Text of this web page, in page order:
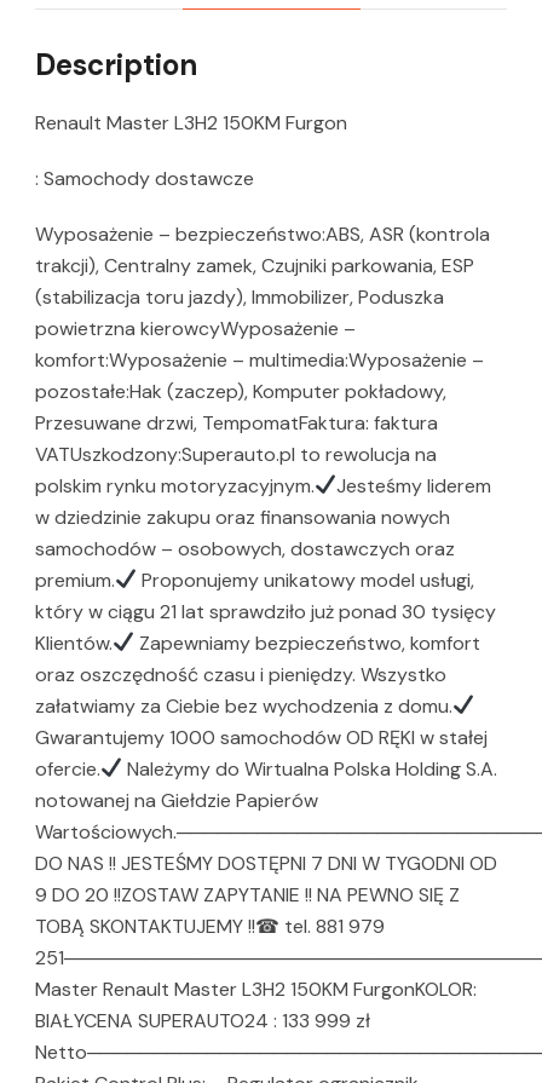
Description
Renault Master L3H2 150KM Furgon
: Samochody dostawcze
Wyposażenie – bezpieczeństwo:ABS, ASR (kontrola
trakcji), Centralny zamek, Czujniki parkowania, ESP
(stabilizacja toru jazdy), Immobilizer, Poduszka
powietrzna kierowcyWyposażenie –
komfort:Wyposażenie – multimedia:Wyposażenie –
pozostałe:Hak (zaczep), Komputer pokładowy,
Przesuwane drzwi, TempomatFaktura: faktura
VATUszkodzony:Superauto.pl to rewolucja na
polskim rynku motoryzacyjnym.
Jesteśmy liderem
w dziedzinie zakupu oraz finansowania nowych
samochodów – osobowych, dostawczych oraz
premium.
Proponujemy unikatowy model usługi,
który w ciągu 21 lat sprawdziło już ponad 30 tysięcy
Klientów.
Zapewniamy bezpieczeństwo, komfort
oraz oszczędność czasu i pieniędzy. Wszystko
załatwiamy za Ciebie bez wychodzenia z domu.
Gwarantujemy 1000 samochodów OD RĘKI w stałej
ofercie.
Należymy do Wirtualna Polska Holding S.A.
notowanej na Giełdzie Papierów
DO NAS !! JESTEŚMY DOSTĘPNI 7 DNI W TYGODNI OD
9 DO 20 !!ZOSTAW ZAPYTANIE !! NA PEWNO SIĘ Z
TOBĄ SKONTAKTUJEMY !!☎ tel. 881 979
Master Renault Master L3H2 150KM FurgonKOLOR:
BIAŁYCENA SUPERAUTO24 : 133 999 zł